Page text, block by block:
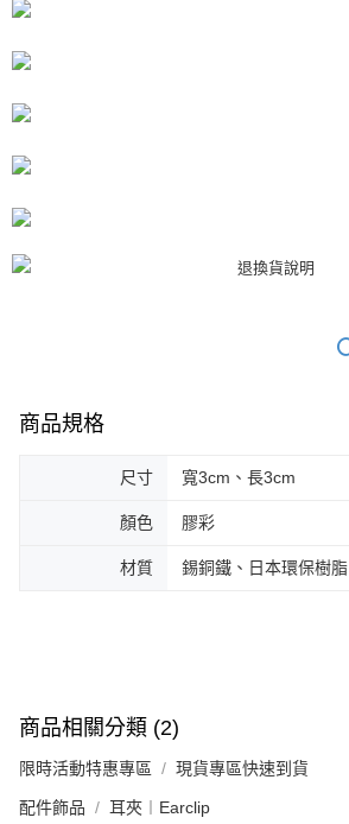
商品規格
尺寸 寬3cm、長3cm
顏色 膠彩
材質 錫銅鐵、日本環保樹脂
商品相關分類 (2)
限時活動特惠專區 現貨專區快速到貨
配件飾品 耳夾︱Earclip